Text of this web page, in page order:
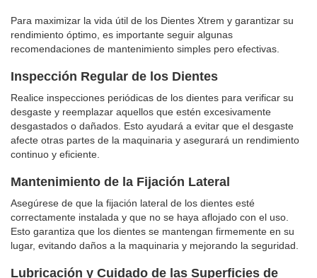
Para maximizar la vida útil de los Dientes Xtrem y garantizar su
rendimiento óptimo, es importante seguir algunas
recomendaciones de mantenimiento simples pero efectivas.
Inspección Regular de los Dientes
Realice inspecciones periódicas de los dientes para verificar su
desgaste y reemplazar aquellos que estén excesivamente
desgastados o dañados. Esto ayudará a evitar que el desgaste
afecte otras partes de la maquinaria y asegurará un rendimiento
continuo y eficiente.
Mantenimiento de la Fijación Lateral
Asegúrese de que la fijación lateral de los dientes esté
correctamente instalada y que no se haya aflojado con el uso.
Esto garantiza que los dientes se mantengan firmemente en su
lugar, evitando daños a la maquinaria y mejorando la seguridad.
Lubricación y Cuidado de las Superficies de